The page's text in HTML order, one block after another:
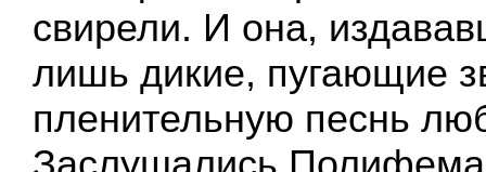
свирели. И она,
лишь дикие, пугающие
пленительную песнь